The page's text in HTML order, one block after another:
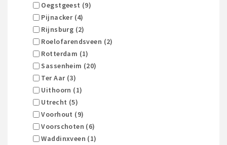
Oegstgeest (9)
Pijnacker (4)
Rijnsburg (2)
Roelofarendsveen (2)
Rotterdam (1)
Sassenheim (20)
Ter Aar (3)
Uithoorn (1)
Utrecht (5)
Voorhout (9)
Voorschoten (6)
Waddinxveen (1)